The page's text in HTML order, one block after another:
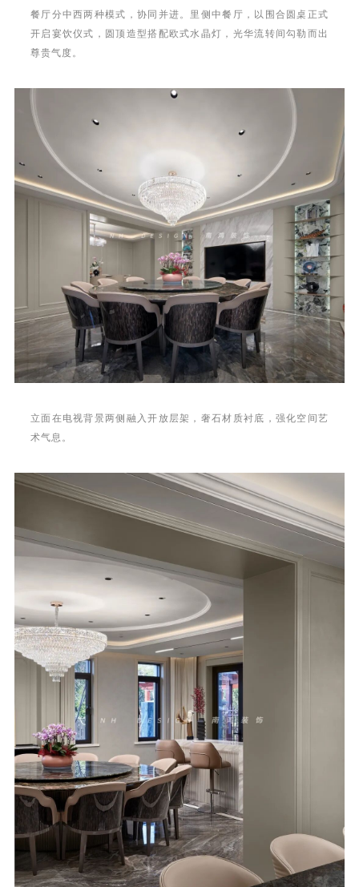
餐厅分中西两种模式，协同并进。里侧中餐厅，以围合圆桌正式
开启宴饮仪式，圆顶造型搭配欧式水晶灯，光华流转间勾勒而出
尊贵气度。
立面在电视背景两侧融入开放层架，奢石材质衬底，强化空间艺
术气息。